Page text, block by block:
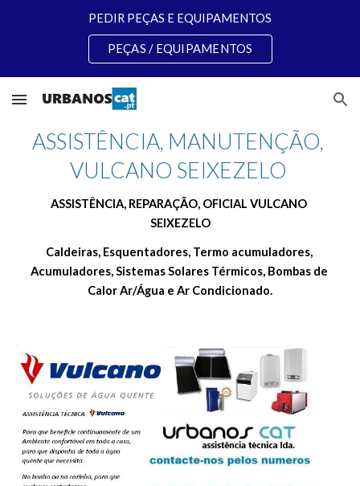
PEDIR PEÇAS E EQUIPAMENTOS
PEÇAS / EQUIPAMENTOS
ASSISTÊNCIA, MANUTENÇÃO,
VULCANO SEIXEZELO
ASSISTÊNCIA, REPARAÇÃO, OFICIAL VULCANO
SEIXEZELO
Caldeiras, Esquentadores, Termo acumuladores,
Acumuladores, Sistemas Solares Térmicos, Bombas de
Calor Ar/Água e Ar Condicionado.